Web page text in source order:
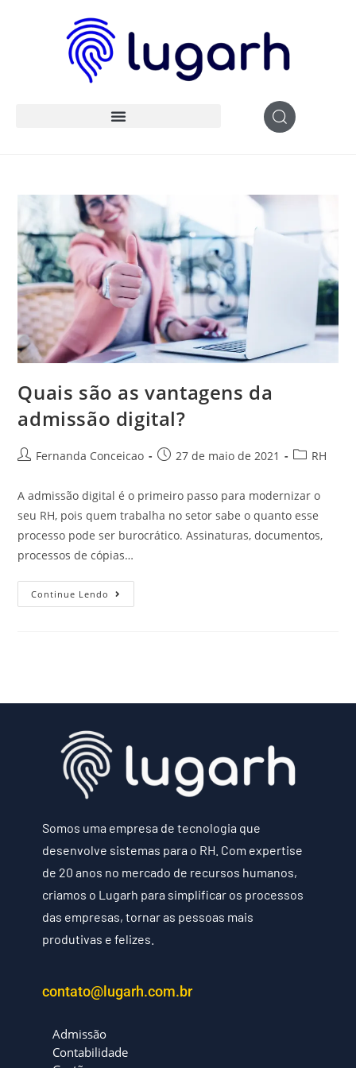
Quais são as vantagens da
admissão digital?
Fernanda Conceicao 27 de maio de 2021 RH
A admissão digital é o primeiro passo para modernizar o
seu RH, pois quem trabalha no setor sabe o quanto esse
processo pode ser burocrático. Assinaturas, documentos,
processos de cópias…
Continue Lendo
Somos uma empresa de tecnologia que
desenvolve sistemas para o RH. Com expertise
de 20 anos no mercado de recursos humanos,
criamos o Lugarh para simplificar os processos
das empresas, tornar as pessoas mais
produtivas e felizes.
contato@lugarh.com.br
Admissão
Contabilidade